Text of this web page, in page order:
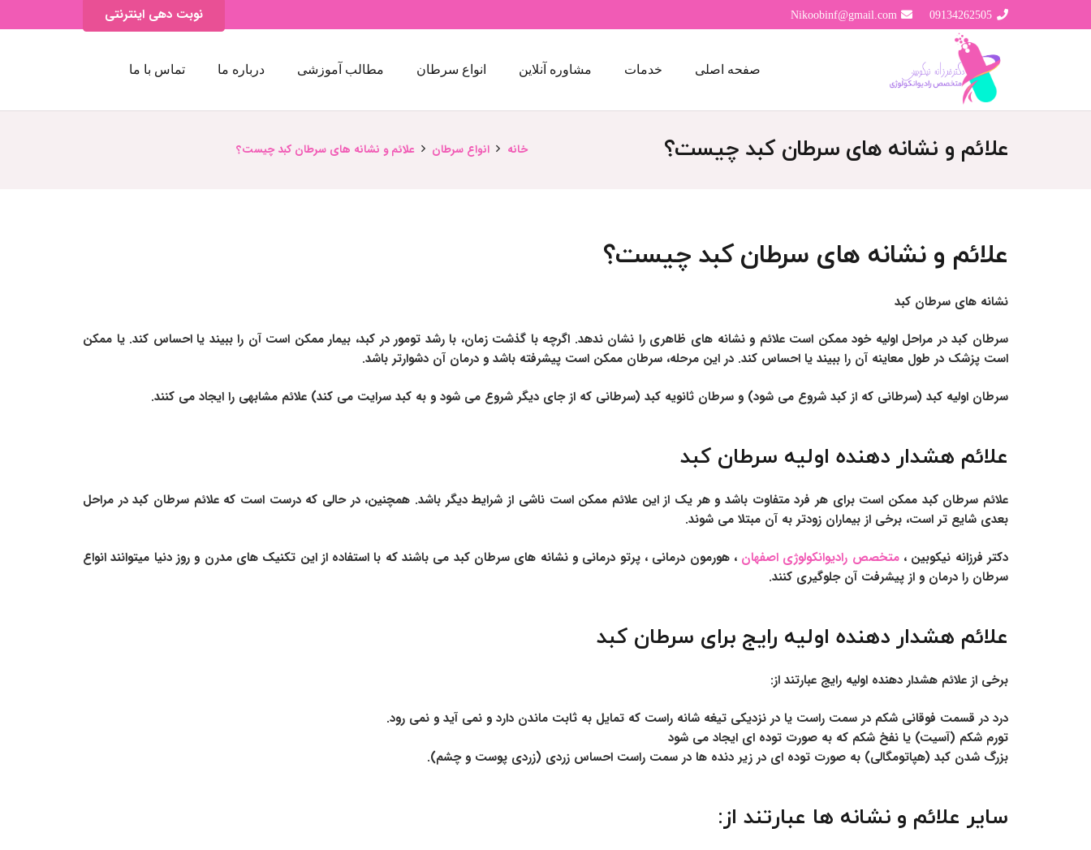
09134262505
Nikoobinf@gmail.com نوبت دهی اینترنتی
صفحه اصلی خدمات مشاوره آنلاین انواع سرطان مطالب آموزشی درباره ما تماس با ما
علائم و نشانه های سرطان کبد چیست؟ خانه انواع سرطان علائم و نشانه های سرطان کبد چیست؟
علائم و نشانه های سرطان کبد چیست؟
نشانه های سرطان کبد
سرطان کبد در مراحل اولیه خود ممکن است علائم و نشانه های ظاهری را نشان ندهد. اگرچه با گذشت زمان، با رشد تومور در کبد، بیمار ممکن است آن را ببیند یا احساس کند. یا ممکن
است پزشک در طول معاینه آن را ببیند یا احساس کند. در این مرحله، سرطان ممکن است پیشرفته باشد و درمان آن دشوارتر باشد.
سرطان اولیه کبد (سرطانی که از کبد شروع می شود) و سرطان ثانویه کبد (سرطانی که از جای دیگر شروع می شود و به کبد سرایت می کند) علائم مشابهی را ایجاد می کنند.
علائم هشدار دهنده اولیه سرطان کبد
علائم سرطان کبد ممکن است برای هر فرد متفاوت باشد و هر یک از این علائم ممکن است ناشی از شرایط دیگر باشد. همچنین، در حالی که درست است که علائم سرطان کبد در مراحل
بعدی شایع تر است، برخی از بیماران زودتر به آن مبتلا می شوند.
دکتر فرزانه نیکوبین ،متخصص رادیوانکولوژی اصفهان ، هورمون درمانی ،پرتو درمانی ونشانه های سرطان کبد می باشند که با استفاده از این تکنیک های مدرن و روز دنیا میتوانند انواع
سرطان را درمان و از پیشرفت آن جلوگیری کنند.
علائم هشدار دهنده اولیه رایج برای سرطان کبد
برخی از علائم هشدار دهنده اولیه رایج عبارتند از:
درد در قسمت فوقانی شکم در سمت راست یا در نزدیکی تیغه شانه راست که تمایل به ثابت ماندن دارد و نمی آید و نمی رود.
تورم شکم (آسیت) یا نفخ شکم که به صورت توده ای ایجاد می شود
بزرگ شدن کبد (هپاتومگالی) به صورت توده ای در زیر دنده ها در سمت راست احساس زردی (زردی پوست و چشم).
سایر علائم و نشانه ها عبارتند از: